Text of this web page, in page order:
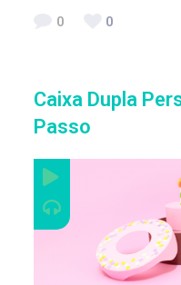
0 0
Caixa Dupla
Passo